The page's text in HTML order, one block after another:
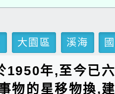
大園區 溪海
1950年,至今已
物的星移物換,